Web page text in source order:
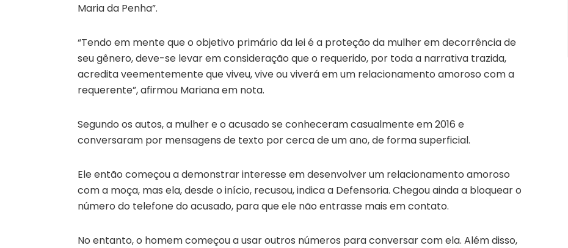
Maria da Penha”.
“Tendo em mente que o objetivo primário da lei é a proteção da mulher em decorrência de
seu gênero, deve-se levar em consideração que o requerido, por toda a narrativa trazida,
acredita veementemente que viveu, vive ou viverá em um relacionamento amoroso com a
requerente”, afirmou Mariana em nota.
Segundo os autos, a mulher e o acusado se conheceram casualmente em 2016 e
conversaram por mensagens de texto por cerca de um ano, de forma superficial.
Ele então começou a demonstrar interesse em desenvolver um relacionamento amoroso
com a moça, mas ela, desde o início, recusou, indica a Defensoria. Chegou ainda a bloquear o
número do telefone do acusado, para que ele não entrasse mais em contato.
No entanto, o homem começou a usar outros números para conversar com ela. Além disso,